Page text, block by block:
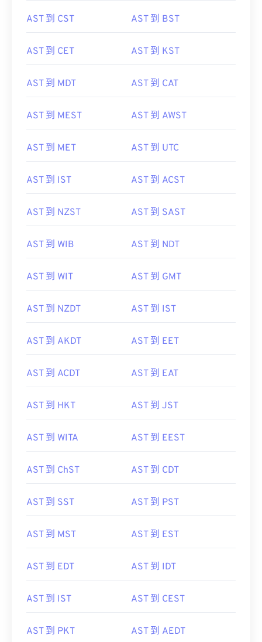
AST 到 CST AST 到 BST
AST 到 CET AST 到 KST
AST 到 MDT AST 到 CAT
AST 到 MEST AST 到 AWST
AST 到 MET AST 到 UTC
AST 到 IST AST 到 ACST
AST 到 NZST AST 到 SAST
AST 到 WIB AST 到 NDT
AST 到 WIT AST 到 GMT
AST 到 NZDT AST 到 IST
AST 到 AKDT AST 到 EET
AST 到 ACDT AST 到 EAT
AST 到 HKT AST 到 JST
AST 到 WITA AST 到 EEST
AST 到 ChST AST 到 CDT
AST 到 SST AST 到 PST
AST 到 MST AST 到 EST
AST 到 EDT AST 到 IDT
AST 到 IST AST 到 CEST
AST 到 PKT AST 到 AEDT